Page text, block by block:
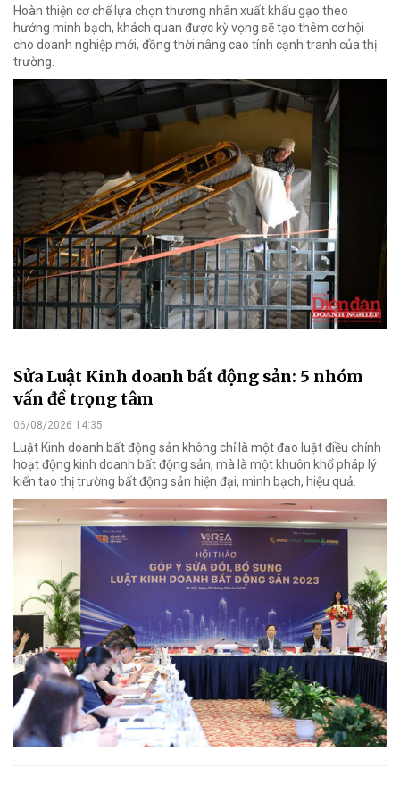
Hoàn thiện cơ chế lựa chọn thương nhân xuất khẩu gạo theo
hướng minh bạch, khách quan được kỳ vọng sẽ tạo thêm cơ hội
cho doanh nghiệp mới, đồng thời nâng cao tính cạnh tranh của thị
trường.
Sửa Luật Kinh doanh bất động sản: 5 nhóm
vấn đề trọng tâm
06/08/2026 14:35
Luật Kinh doanh bất động sản không chỉ là một đạo luật điều chỉnh
hoạt động kinh doanh bất động sản, mà là một khuôn khổ pháp lý
kiến tạo thị trường bất động sản hiện đại, minh bạch, hiệu quả.